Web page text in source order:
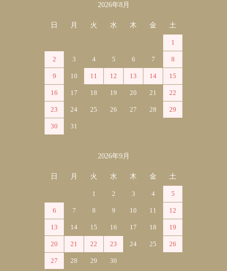
2026年8月
日 月 火 水 木 金 土
1
2 3 4 5 6 7 8
9 10 11 12 13 14 15
16 17 18 19 20 21 22
23 24 25 26 27 28 29
30 31
2026年9月
日 月 火 水 木 金 土
1 2 3 4 5
6 7 8 9 10 11 12
13 14 15 16 17 18 19
20 21 22 23 24 25 26
27 28 29 30